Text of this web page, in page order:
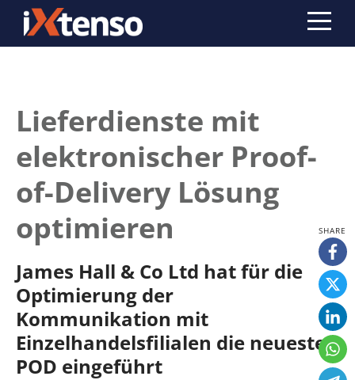
Lieferdienste mit
elektronischer Proof-
of-Delivery Lösung
optimieren
James Hall & Co Ltd hat für die
Optimierung der
Kommunikation mit
Einzelhandelsfilialen die neueste
POD eingeführt